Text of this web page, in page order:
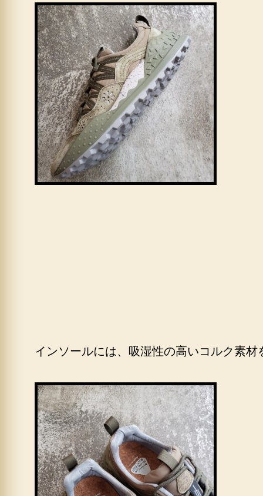
インソールには、吸湿性の高いコルク素材